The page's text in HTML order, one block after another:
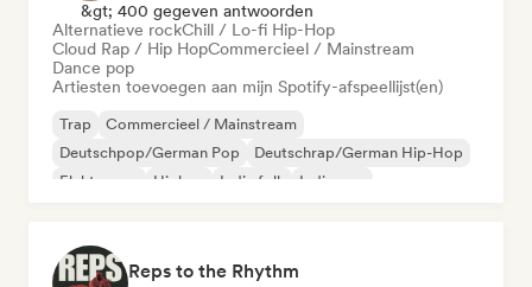
&gt; 400 gegeven antwoorden
Alternatieve rockChill / Lo-fi Hip-Hop
Cloud Rap / Hip HopCommercieel / Mainstream
Dance pop
Artiesten toevoegen aan mijn Spotify-afspeellijst(en)
Trap
Commercieel / Mainstream
Deutschpop/German Pop
Deutschrap/German Hip-Hop
Elektropop
Hiphop Indie folk Indie pop
Reps to the Rhythm